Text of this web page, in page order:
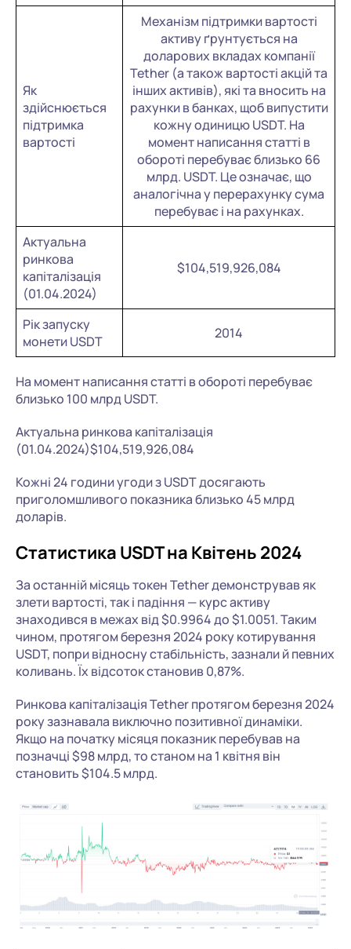
Як
здійснюється
підтримка
вартості
Механізм підтримки вартості
активу ґрунтується на
доларових вкладах компанії
Tether (а також вартості акцій та
інших активів), які та вносить на
рахунки в банках, щоб випустити
кожну одиницю USDT. На
момент написання статті в
обороті перебуває близько 66
млрд. USDT. Це означає, що
аналогічна у перерахунку сума
перебуває і на рахунках.
Актуальна
ринкова
капіталізація
(01.04.2024)
$104,519,926,084
Рік запуску
монети USDT
2014
На момент написання статті в обороті перебуває
близько 100 млрд USDT.
Актуальна ринкова капіталізація
(01.04.2024)$104,519,926,084
Кожні 24 години угоди з USDT досягають
приголомшливого показника близько 45 млрд
доларів.
Статистика USDT на Квітень 2024
За останній місяць токен Tether демонстрував як
злети вартості, так і падіння — курс активу
знаходився в межах від $0.9964 до $1.0051. Таким
чином, протягом березня 2024 року котирування
USDT, попри відносну стабільність, зазнали й певних
коливань. Їх відсоток становив 0,87%.
Ринкова капіталізація Tether протягом березня 2024
року зазнавала виключно позитивної динаміки.
Якщо на початку місяця показник перебував на
позначці $98 млрд, то станом на 1 квітня він
становить $104.5 млрд.